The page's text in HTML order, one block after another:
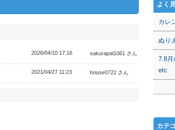
2026/04/10 17:16 sakurapal1061 さん
2021/04/27 11:23 house0722 さん
よく
カレ
ぬり
7.8月
etc
カテ